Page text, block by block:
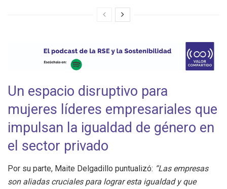
Un espacio disruptivo para
mujeres líderes empresariales que
impulsan la igualdad de género en
el sector privado
Por su parte, Maite Delgadillo puntualizó: “Las empresas
son aliadas cruciales para lograr esta igualdad y que